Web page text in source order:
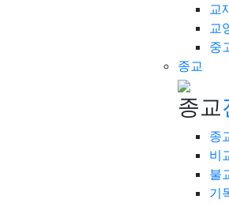
교
교
중
종교
종교
종
비
불
기